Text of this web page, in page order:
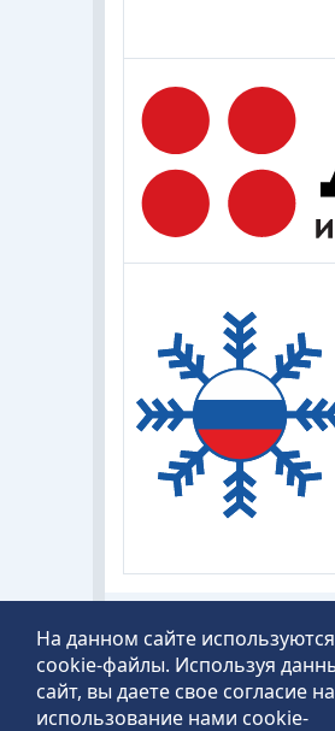
Каталог товаров
Создание и
©2018 – 2026
На данном сайте используются
cookie-файлы. Используя
сайт, вы даете свое согласие на
использование нами cookie-